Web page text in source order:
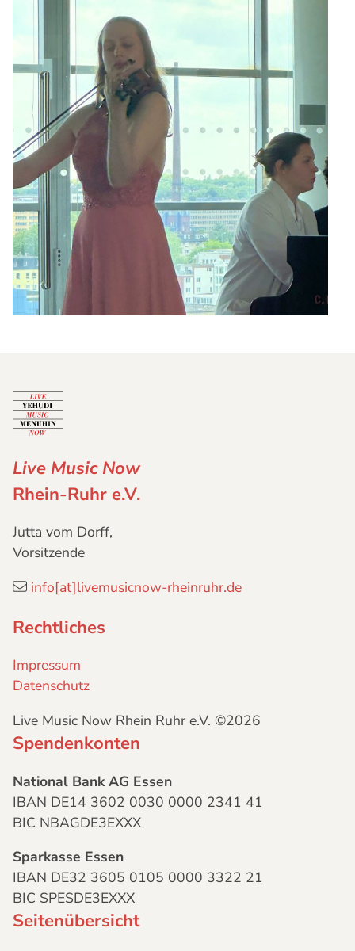
Live Music Now
Rhein-Ruhr e.V.
Jutta vom Dorff,
Vorsitzende
info[at]livemusicnow-rheinruhr.de
Rechtliches
Impressum
Datenschutz
Live Music Now Rhein Ruhr e.V. ©2026
Spendenkonten
National Bank AG Essen
IBAN DE14 3602 0030 0000 2341 41
BIC NBAGDE3EXXX
Sparkasse Essen
IBAN DE32 3605 0105 0000 3322 21
BIC SPESDE3EXXX
Seitenübersicht